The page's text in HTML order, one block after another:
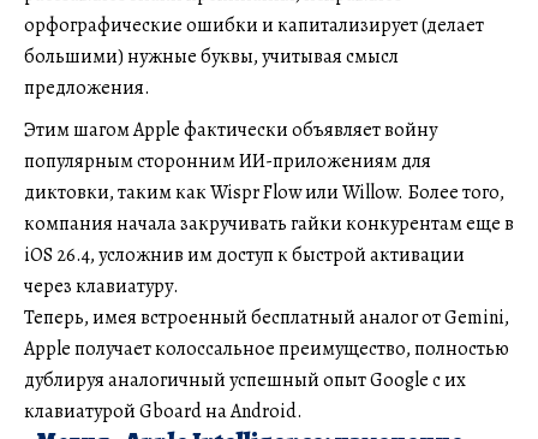
орфографические ошибки и капитализирует (делает
большими) нужные буквы, учитывая смысл
предложения.
Этим шагом Apple фактически объявляет войну
популярным сторонним ИИ-приложениям для
диктовки, таким как Wispr Flow или Willow. Более того,
компания начала закручивать гайки конкурентам еще в
iOS 26.4, усложнив им доступ к быстрой активации
через клавиатуру.
Теперь, имея встроенный бесплатный аналог от Gemini,
Apple получает колоссальное преимущество, полностью
дублируя аналогичный успешный опыт Google с их
клавиатурой Gboard на Android.